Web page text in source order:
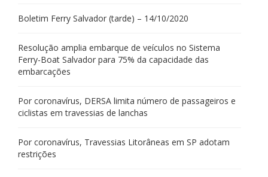
Boletim Ferry Salvador (tarde) – 14/10/2020
Resolução amplia embarque de veículos no Sistema
Ferry-Boat Salvador para 75% da capacidade das
embarcações
Por coronavírus, DERSA limita número de passageiros e
ciclistas em travessias de lanchas
Por coronavírus, Travessias Litorâneas em SP adotam
restrições